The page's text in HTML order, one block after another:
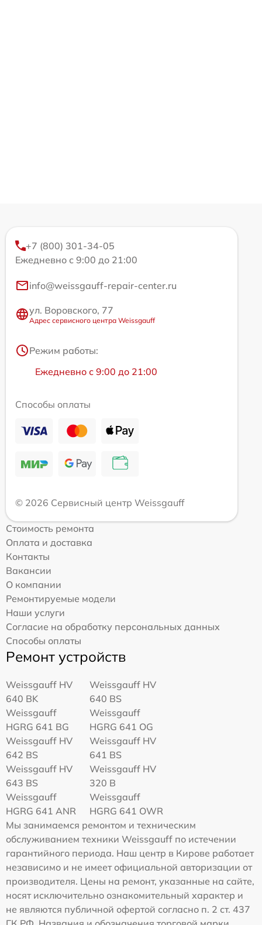
+7 (800) 301-34-05
Ежедневно с 9:00 до 21:00
info@weissgauff-repair-center.ru
ул. Воровского, 77
Адрес сервисного центра Weissgauff
Режим работы:
Ежедневно с 9:00 до 21:00
Способы оплаты
© 2026 Сервисный центр Weissgauff
Стоимость ремонта
Оплата и доставка
Контакты
Вакансии
О компании
Ремонтируемые модели
Наши услуги
Согласие на обработку персональных данных
Способы оплаты
Ремонт устройств
Weissgauff HV
640 BK
Weissgauff HV
640 BS
Weissgauff
HGRG 641 BG
Weissgauff
HGRG 641 OG
Weissgauff HV
642 BS
Weissgauff HV
641 BS
Weissgauff HV
643 BS
Weissgauff HV
320 B
Weissgauff
HGRG 641 ANR
Weissgauff
HGRG 641 OWR
Мы занимаемся ремонтом и техническим
обслуживанием техники Weissgauff по истечении
гарантийного периода. Наш центр в Кирове работает
независимо и не имеет официальной авторизации от
производителя. Цены на ремонт, указанные на сайте,
носят исключительно ознакомительный характер и
не являются публичной офертой согласно п. 2 ст. 437